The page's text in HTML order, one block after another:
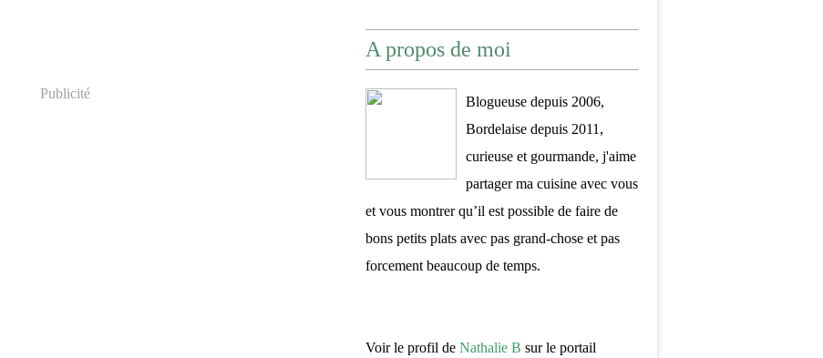
Publicité
A propos de moi
Blogueuse depuis 2006,
Bordelaise depuis 2011,
curieuse et gourmande, j'aime
partager ma cuisine avec vous
et vous montrer qu’il est possible de faire de
bons petits plats avec pas grand-chose et pas
forcement beaucoup de temps.
Voir le profil de Nathalie B sur le portail